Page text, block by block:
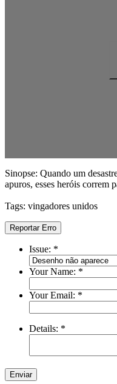
Sinopse: Quando um
apuros, esses heróis correm
Tags: vingadores unidos
Reportar Erro
Issue: *
Your Name: *
Your Email: *
Details: *
Enviar